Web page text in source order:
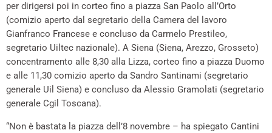
per dirigersi poi in corteo fino a piazza San Paolo all’Orto
(comizio aperto dal segretario della Camera del lavoro
Gianfranco Francese e concluso da Carmelo Prestileo,
segretario Uiltec nazionale). A Siena (Siena, Arezzo, Grosseto)
concentramento alle 8,30 alla Lizza, corteo fino a piazza Duomo
e alle 11,30 comizio aperto da Sandro Santinami (segretario
generale Uil Siena) e concluso da Alessio Gramolati (segretario
generale Cgil Toscana).
“Non è bastata la piazza dell’8 novembre – ha spiegato Cantini